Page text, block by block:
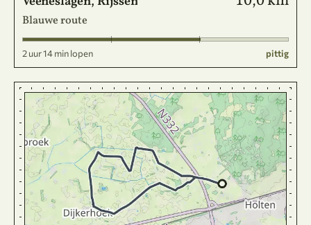
Blauwe route
2 uur 14 min lopen pittig